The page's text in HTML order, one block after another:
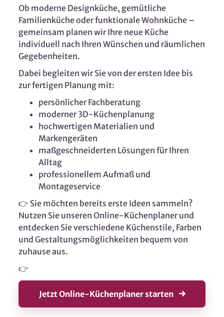
Ob moderne Designküche, gemütliche
Familienküche oder funktionale Wohnküche –
gemeinsam planen wir Ihre neue Küche
individuell nach Ihren Wünschen und räumlichen
Gegebenheiten.
Dabei begleiten wir Sie von der ersten Idee bis
zur fertigen Planung mit:
persönlicher Fachberatung
moderner 3D-Küchenplanung
hochwertigen Materialien und
Markengeräten
maßgeschneiderten Lösungen für Ihren
Alltag
professionellem Aufmaß und
Montageservice
👉 Sie möchten bereits erste Ideen sammeln?
Nutzen Sie unseren Online-Küchenplaner und
entdecken Sie verschiedene Küchenstile, Farben
und Gestaltungsmöglichkeiten bequem von
zuhause aus.
👉
Jetzt Online-Küchenplaner starten